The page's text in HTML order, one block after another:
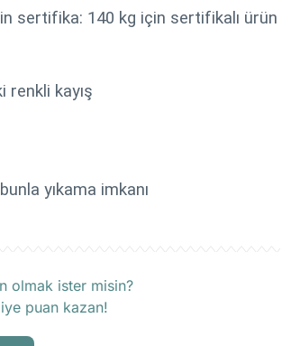
sertifika: 140 kg için sertifikalı ürün
renkli kayış
yıkama imkanı
olmak ister misin?
puan kazan!